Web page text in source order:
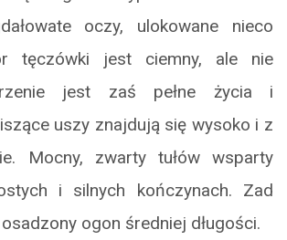
oczy, ulokowane nieco
tęczówki jest ciemny, ale nie
jest zaś pełne życia i
uszy znajdują się wysoko i z
Mocny, zwarty tułów wsparty
i silnych kończynach. Zad
ogon średniej długości.